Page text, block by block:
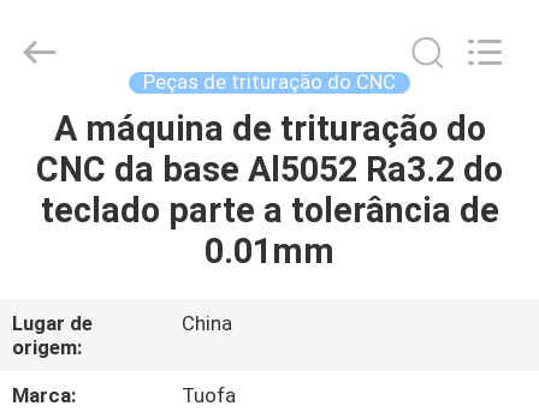
PARA
CASA
SOBRE
NÓS
Tuofa
Technology
Peças de trituração do CNC
A máquina de trituração do
CNC da base Al5052 Ra3.2 do
teclado parte a tolerância de
0.01mm
Lugar de
origem:
China
Marca:
Tuofa